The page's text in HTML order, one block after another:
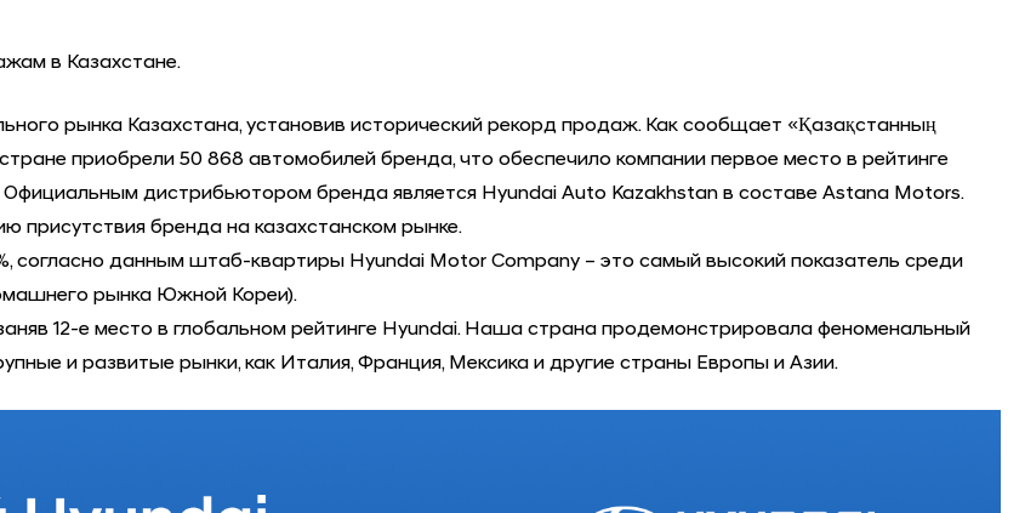
в Казахстане.
рынка Казахстана, установив исторический рекорд продаж. Как сообщает «Қазақстанның
приобрели 50 868 автомобилей бренда, что обеспечило компании первое место в рейтинге
дистрибьютором бренда является Hyundai Auto Kazakhstan в составе Astana Motors.
присутствия бренда на казахстанском рынке.
согласно данным штаб-квартиры Hyundai Motor Company – это самый высокий показатель среди
рынка Южной Кореи).
12-е место в глобальном рейтинге Hyundai. Наша страна продемонстрировала феноменальный
и развитые рынки, как Италия, Франция, Мексика и другие страны Европы и Азии.